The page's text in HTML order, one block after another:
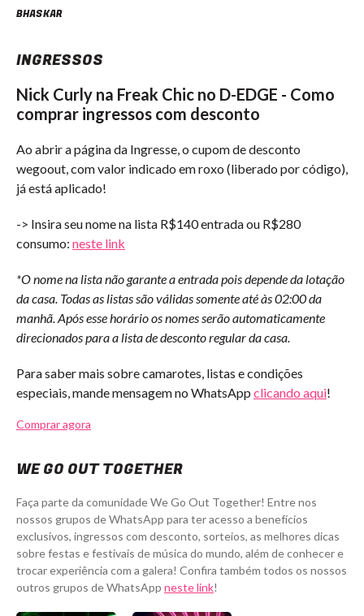
BHASKAR
INGRESSOS
Nick Curly na Freak Chic no D-EDGE - Como
comprar ingressos com desconto
Ao abrir a página da Ingresse, o cupom de desconto
wegoout, com valor indicado em roxo (liberado por código),
já está aplicado!
-> Insira seu nome na lista R$140 entrada ou R$280
consumo: neste link
*O nome na lista não garante a entrada pois depende da lotação
da casa. Todas as listas são válidas somente até às 02:00 da
manhã. Após esse horário os nomes serão automaticamente
direcionados para a lista de desconto regular da casa.
Para saber mais sobre camarotes, listas e condições
especiais, mande mensagem no WhatsApp clicando aqui!
Comprar agora
WE GO OUT TOGETHER
Faça parte da comunidade We Go Out Together! Entre nos
nossos grupos de WhatsApp para ter acesso a benefícios
exclusivos, ingressos com desconto, sorteios, as melhores dicas
sobre festas e festivais de música do mundo, além de conhecer e
trocar experiência com a galera! Confira também todos os nossos
outros grupos de WhatsApp neste link!